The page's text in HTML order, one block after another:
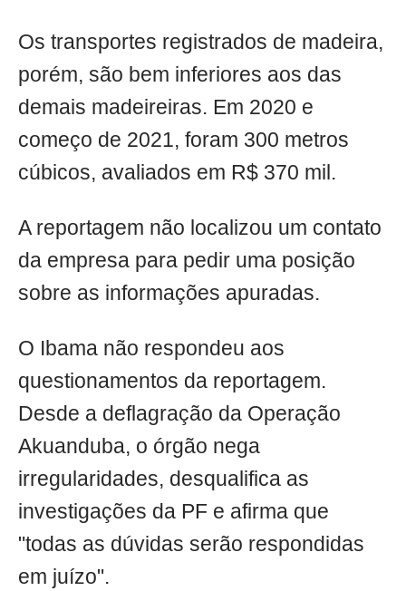
Os transportes registrados de madeira,
porém, são bem inferiores aos das
demais madeireiras. Em 2020 e
começo de 2021, foram 300 metros
cúbicos, avaliados em R$ 370 mil.
A reportagem não localizou um contato
da empresa para pedir uma posição
sobre as informações apuradas.
O Ibama não respondeu aos
questionamentos da reportagem.
Desde a deflagração da Operação
Akuanduba, o órgão nega
irregularidades, desqualifica as
investigações da PF e afirma que
"todas as dúvidas serão respondidas
em juízo".